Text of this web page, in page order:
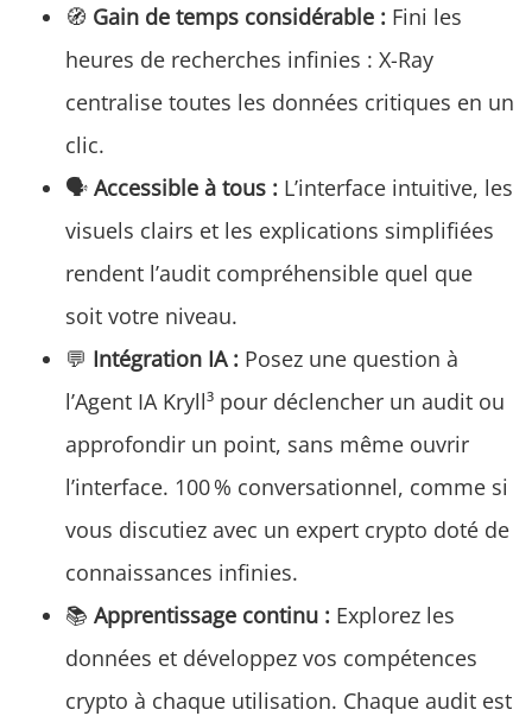
🧭 Gain de temps considérable : Fini les
heures de recherches infinies : X-Ray
centralise toutes les données critiques en un
clic.
🗣️ Accessible à tous : L’interface intuitive, les
visuels clairs et les explications simplifiées
rendent l’audit compréhensible quel que
soit votre niveau.
💬 Intégration IA : Posez une question à
l’Agent IA Kryll³ pour déclencher un audit ou
approfondir un point, sans même ouvrir
l’interface. 100 % conversationnel, comme si
vous discutiez avec un expert crypto doté de
connaissances infinies.
📚 Apprentissage continu : Explorez les
données et développez vos compétences
crypto à chaque utilisation. Chaque audit est